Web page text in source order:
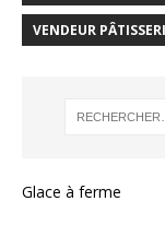
VENDEUR
Glace à ferme